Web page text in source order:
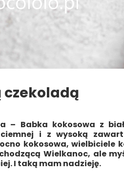
czekoladą
– Babka kokosowa z
i z wysoką
kokosowa, wielbiciele
Wielkanoc, ale
I taką mam nadzieję.